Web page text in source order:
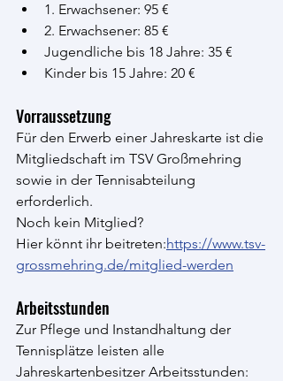
1. Erwachsener: 95 €
2. Erwachsener: 85 €
Jugendliche bis 18 Jahre: 35 €
Kinder bis 15 Jahre: 20 €
Vorraussetzung
Für den Erwerb einer Jahreskarte ist die
Mitgliedschaft im TSV Großmehring
sowie in der Tennisabteilung
erforderlich.
Noch kein Mitglied?
Hier könnt ihr beitreten:https://www.tsv-
grossmehring.de/mitglied-werden
Arbeitsstunden
Zur Pflege und Instandhaltung der
Tennisplätze leisten alle
Jahreskartenbesitzer Arbeitsstunden: